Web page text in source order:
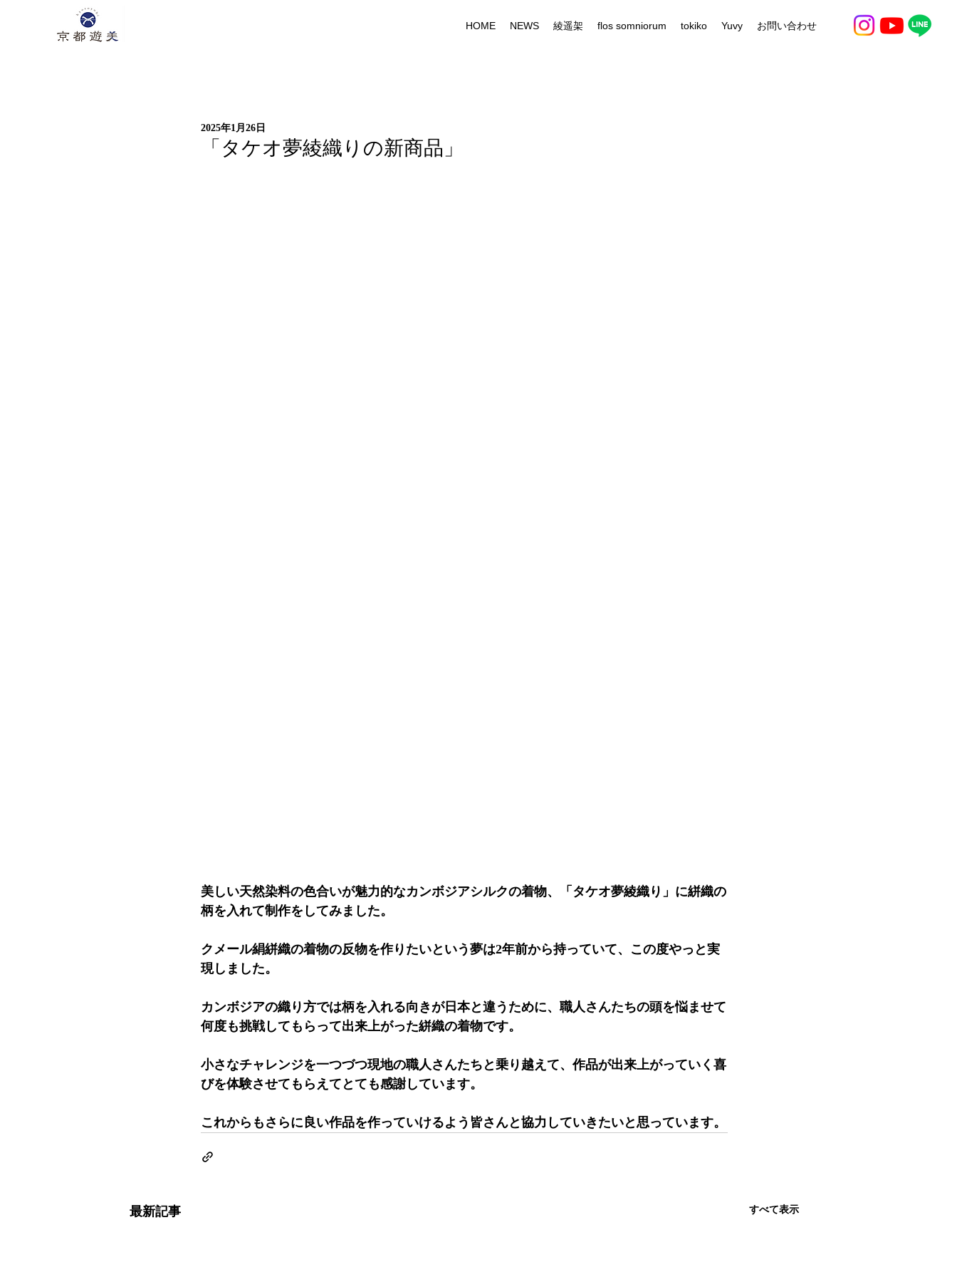
HOME NEWS 綾遥架 flos somniorum tokiko Yuvy お問い合わせ
「タケオ夢綾織りの新商品」
2025年1月26日
美しい天然染料の色合いが魅力的なカンボジアシルクの着物、「タケオ夢綾織り」に絣織の
柄を入れて制作をしてみました。
クメール絹絣織の着物の反物を作りたいという夢は2年前から持っていて、この度やっと実
現しました。
カンボジアの織り方では柄を入れる向きが日本と違うために、職人さんたちの頭を悩ませて
何度も挑戦してもらって出来上がった絣織の着物です。
小さなチャレンジを一つづつ現地の職人さんたちと乗り越えて、作品が出来上がっていく喜
びを体験させてもらえてとても感謝しています。
これからもさらに良い作品を作っていけるよう皆さんと協力していきたいと思っています。
最新記事 すべて表示